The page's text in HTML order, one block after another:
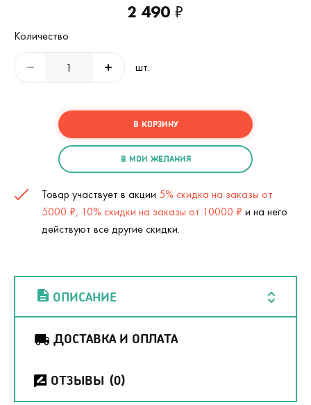
2 490 ₽
Количество
шт.
В КОРЗИНУ
В МОИ ЖЕЛАНИЯ
Товар участвует в акции 5% скидка на заказы от
5000 ₽, 10% скидки на заказы от 10000 ₽ и на него
действуют все другие скидки.
ОПИСАНИЕ
ДОСТАВКА И ОПЛАТА
ОТЗЫВЫ (0)